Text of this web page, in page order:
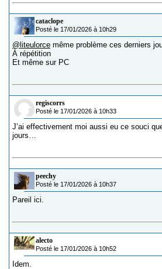
cataclope
Posté le 17/01/2026 à 10h29
@liteulorce même problème ces derniers
À répétition
Et même sur PC
regiscorrs
Posté le 17/01/2026 à 10h33
J’ai effectivement moi aussi eu ce souci
jours…
peechy
Posté le 17/01/2026 à 10h37
Pareil ici.
alecto
Posté le 17/01/2026 à 10h52
Idem.